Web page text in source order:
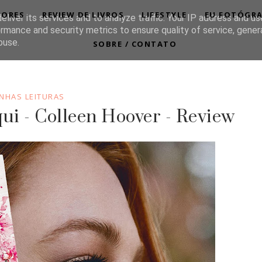
REVIEW DE LIVROS LIFESTYLE EU
SOBRE / CONTATO
LEITURAS
- Colleen Hoover - Review
its services and to analyze traffic. Your IP address and
and security metrics to ensure quality of service,